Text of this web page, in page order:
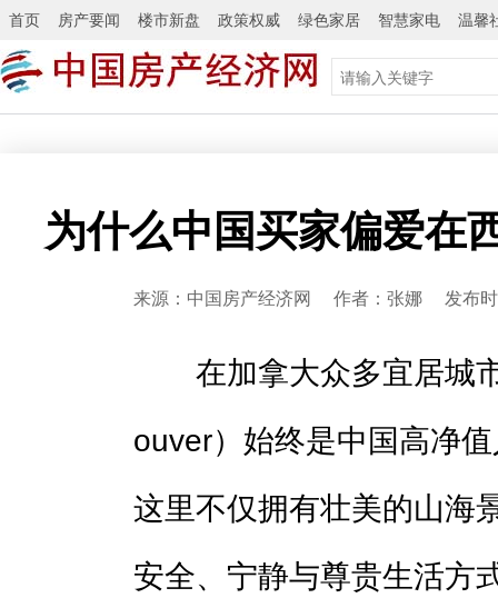
首页 房产要闻 楼市新盘 政策权威 绿色家居 智慧家电 温馨
为什么中国买家偏爱在
来源：中国房产经济网 作者：张娜 发布时
在加拿大众多宜居城市
ouver）始终是中国高净
这里不仅拥有壮美的山海
安全、宁静与尊贵生活方